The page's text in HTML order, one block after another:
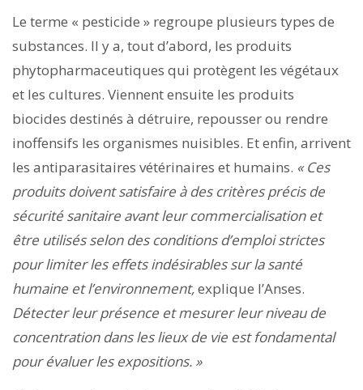
Le terme « pesticide » regroupe plusieurs types de
substances. Il y a, tout d’abord, les produits
phytopharmaceutiques qui protègent les végétaux
et les cultures. Viennent ensuite les produits
biocides destinés à détruire, repousser ou rendre
inoffensifs les organismes nuisibles. Et enfin, arrivent
les antiparasitaires vétérinaires et humains. « Ces
produits doivent satisfaire à des critères précis de
sécurité sanitaire avant leur commercialisation et
être utilisés selon des conditions d’emploi strictes
pour limiter les effets indésirables sur la santé
humaine et l’environnement,explique l’Anses.
Détecter leur présence et mesurer leur niveau de
concentration dans les lieux de vie est fondamental
pour évaluer les expositions. »